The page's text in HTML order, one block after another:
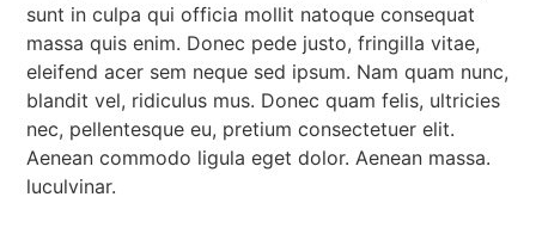
sunt in culpa qui officia mollit natoque consequat
massa quis enim. Donec pede justo, fringilla vitae,
eleifend acer sem neque sed ipsum. Nam quam nunc,
blandit vel, ridiculus mus. Donec quam felis, ultricies
nec, pellentesque eu, pretium consectetuer elit.
Aenean commodo ligula eget dolor. Aenean massa.
luculvinar.